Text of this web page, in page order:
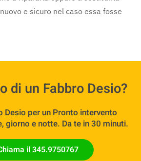
e sicuro nel caso essa fosse
di un Fabbro Desio?
Desio per un Pronto intervento
giorno e notte. Da te in 30 minuti.
il 345.9750767